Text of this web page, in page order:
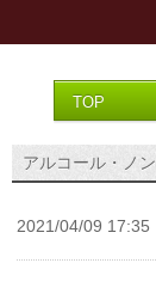
アルコール・ノ
2021/04/09 17:35